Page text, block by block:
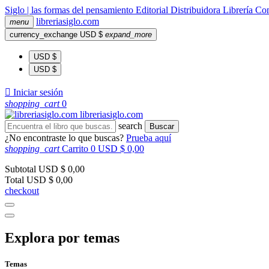
Siglo | las formas del pensamiento Editorial Distribuidora Librería
menu libreriasiglo.com
currency_exchange USD $ expand_more
USD $
USD $
 Iniciar sesión
shopping_cart 0
libreriasiglo.com
search
Buscar
¿No encontraste lo que buscas? Prueba aquí
shopping_cart Carrito 0 USD $ 0,00
Subtotal USD $ 0,00
Total USD $ 0,00
checkout
Explora por temas
Temas